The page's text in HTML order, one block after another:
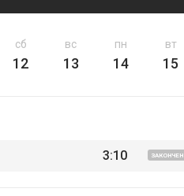
сб
12
вс
13
пн
14
вт
15
3:10 ЗАКОНЧЕН